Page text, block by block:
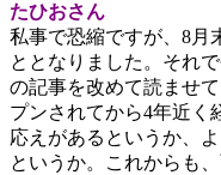
たひおさん
私事で恐縮ですが、8月
ととなりました。それ
の記事を改めて読ませ
プンされてから4年近く
応えがあるというか、
というか。これからも